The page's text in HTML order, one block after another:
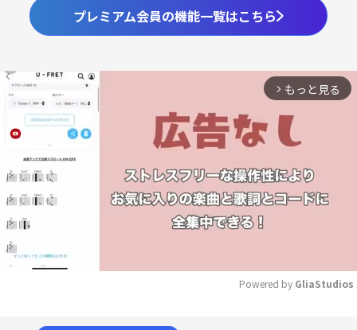
プレミアム会員の機能一覧はこちら
arrow_forward_ios もっと見る
Powered by GliaStudios